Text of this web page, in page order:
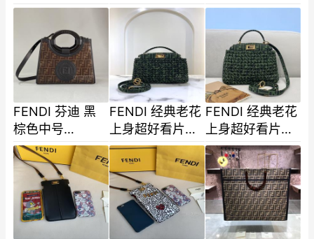
老花F字样logo
双提手内里容量
大街百搭款3
强式回归 121018runaway老花满
logo牛皮手提单
肩包44cm
FENDI 芬迪 黑
棕色中号
runaway老花满
logo牛皮手提单
肩包28cm
FENDI 经典老花
上身超好看片率
最高 可以各种复
古搭配自带高级
感浪漫的老-2
FENDI 经典老花
上身超好看片率
最高 可以各种复
古搭配自带高级
感浪漫的老